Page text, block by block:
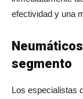
efectividad y una
segmento
Los especialistas